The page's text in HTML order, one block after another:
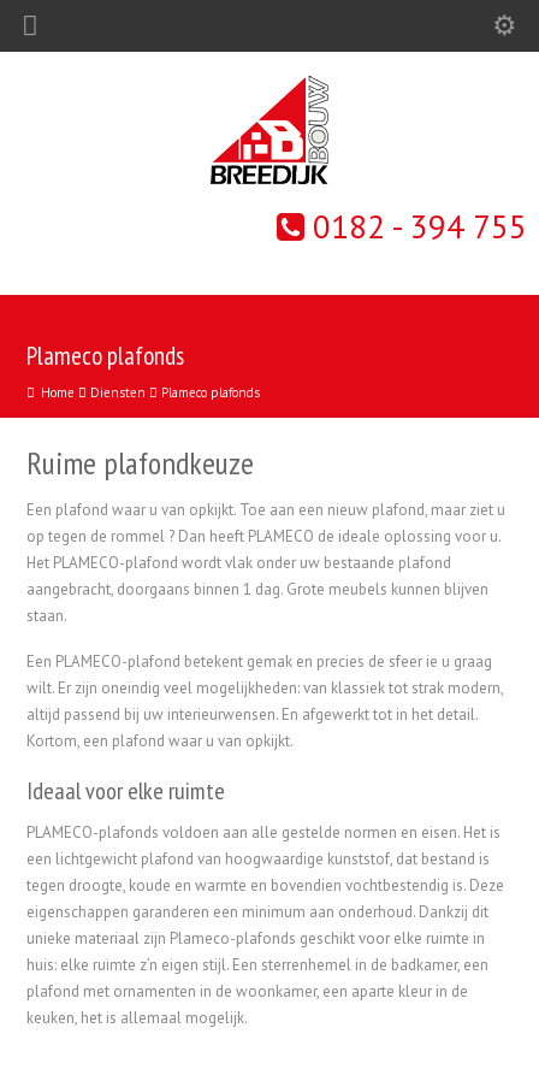
0182 - 394 755
Plameco plafonds
Home Diensten Plameco plafonds
Ruime plafondkeuze
Een plafond waar u van opkijkt. Toe aan een nieuw plafond, maar ziet u
op tegen de rommel ? Dan heeft PLAMECO de ideale oplossing voor u.
Het PLAMECO-plafond wordt vlak onder uw bestaande plafond
aangebracht, doorgaans binnen 1 dag. Grote meubels kunnen blijven
staan.
Een PLAMECO-plafond betekent gemak en precies de sfeer ie u graag
wilt. Er zijn oneindig veel mogelijkheden: van klassiek tot strak modern,
altijd passend bij uw interieurwensen. En afgewerkt tot in het detail.
Kortom, een plafond waar u van opkijkt.
Ideaal voor elke ruimte
PLAMECO-plafonds voldoen aan alle gestelde normen en eisen. Het is
een lichtgewicht plafond van hoogwaardige kunststof, dat bestand is
tegen droogte, koude en warmte en bovendien vochtbestendig is. Deze
eigenschappen garanderen een minimum aan onderhoud. Dankzij dit
unieke materiaal zijn Plameco-plafonds geschikt voor elke ruimte in
huis: elke ruimte z’n eigen stijl. Een sterrenhemel in de badkamer, een
plafond met ornamenten in de woonkamer, een aparte kleur in de
keuken, het is allemaal mogelijk.